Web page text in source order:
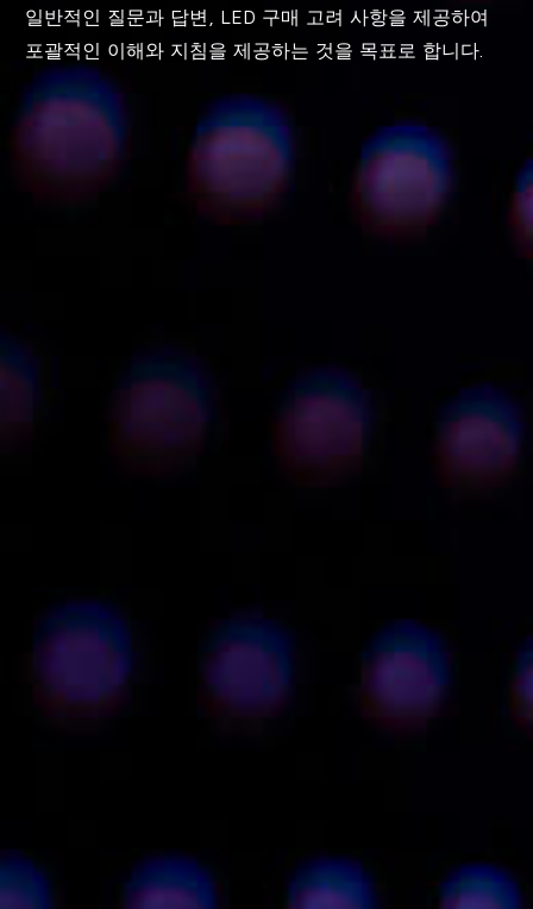
일반적인 질문과 답변, LED 구매 고려 사항을 제공하여
포괄적인 이해와 지침을 제공하는 것을 목표로 합니다.